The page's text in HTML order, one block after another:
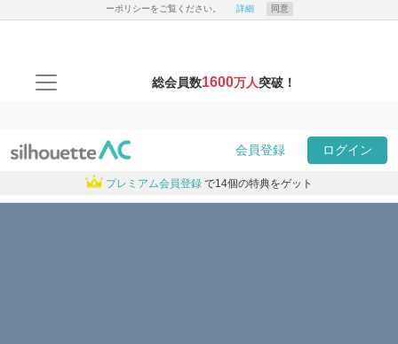
ーポリシーをご覧ください。 詳細 同意
総会員数1600万人突破！
会員登録 ログイン
プレミアム会員登録 で14個の特典をゲット